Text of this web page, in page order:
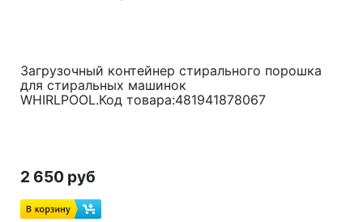
Загрузочный контейнер стирального порошка
для стиральных машинок
WHIRLPOOL.Код товара:481941878067
2 650 руб